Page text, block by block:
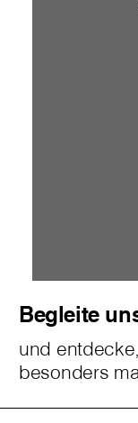
Begleite
und
besonders